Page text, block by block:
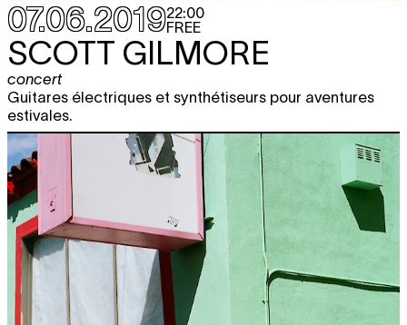
07.06.201922:00
FREE
SCOTT GILMORE
concert
Guitares électriques et synthétiseurs pour aventures
estivales.